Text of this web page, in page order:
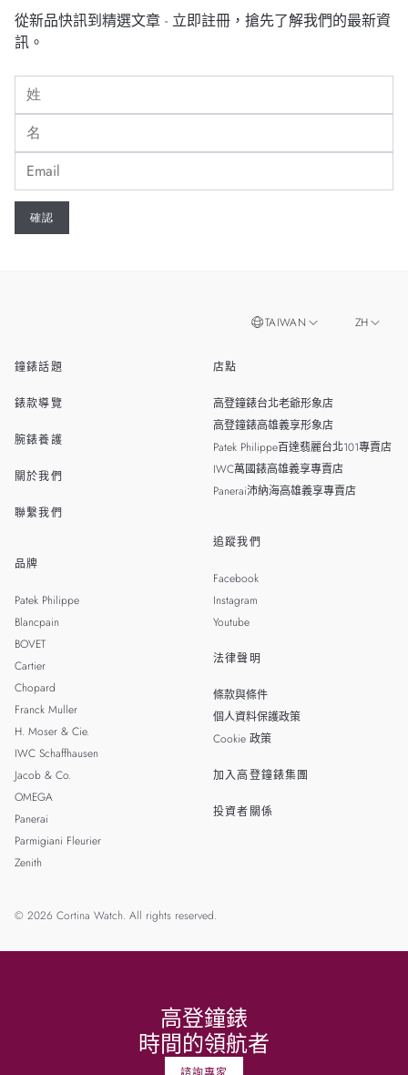
從新品快訊到精選文章 - 立即註冊，搶先了解我們的最新資
訊。
鐘錶話題
錶款導覽
腕錶養護
關於我們
聯繫我們
品牌
Patek Philippe
Blancpain
BOVET
Cartier
Chopard
Franck Muller
H. Moser & Cie.
IWC Schaffhausen
Jacob & Co.
OMEGA
Panerai
Parmigiani Fleurier
Zenith
店點
高登鐘錶台北老爺形象店
高登鐘錶高雄義享形象店
Patek Philippe百達翡麗台北101專賣店
IWC萬國錶高雄義享專賣店
Panerai沛納海高雄義享專賣店
追蹤我們
Facebook
Instagram
Youtube
法律聲明
條款與條件
個人資料保護政策
Cookie 政策
加入高登鐘錶集團
投資者關係
TAIWAN
MALAYSIA
THAILAND
ZH
© 2026 Cortina Watch. All rights reserved.
高登鐘錶
時間的領航者